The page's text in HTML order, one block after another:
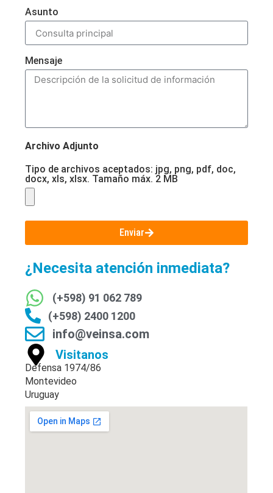
Asunto
Mensaje
Archivo Adjunto
Tipo de archivos aceptados: jpg, png, pdf, doc,
docx, xls, xlsx. Tamaño máx. 2 MB
Enviar
¿Necesita atención inmediata?
(+598) 91 062 789
(+598) 2400 1200
info@veinsa.com
Visitanos
Defensa 1974/86
Montevideo
Uruguay